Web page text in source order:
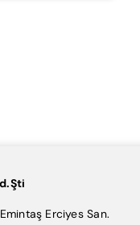
Erciyes San.